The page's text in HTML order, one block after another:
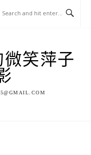
微笑萍子